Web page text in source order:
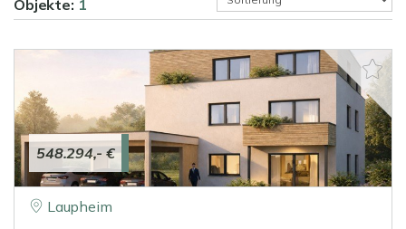
Objekte: 1
548.294,- €
Laupheim